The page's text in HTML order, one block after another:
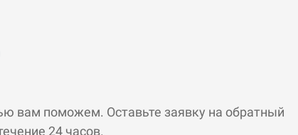
вам поможем. Оставьте заявку на обратный
24 часов.